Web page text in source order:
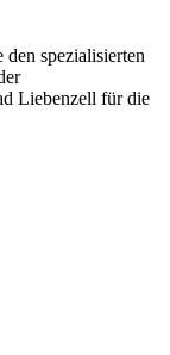
spezialisierten
Liebenzell für die